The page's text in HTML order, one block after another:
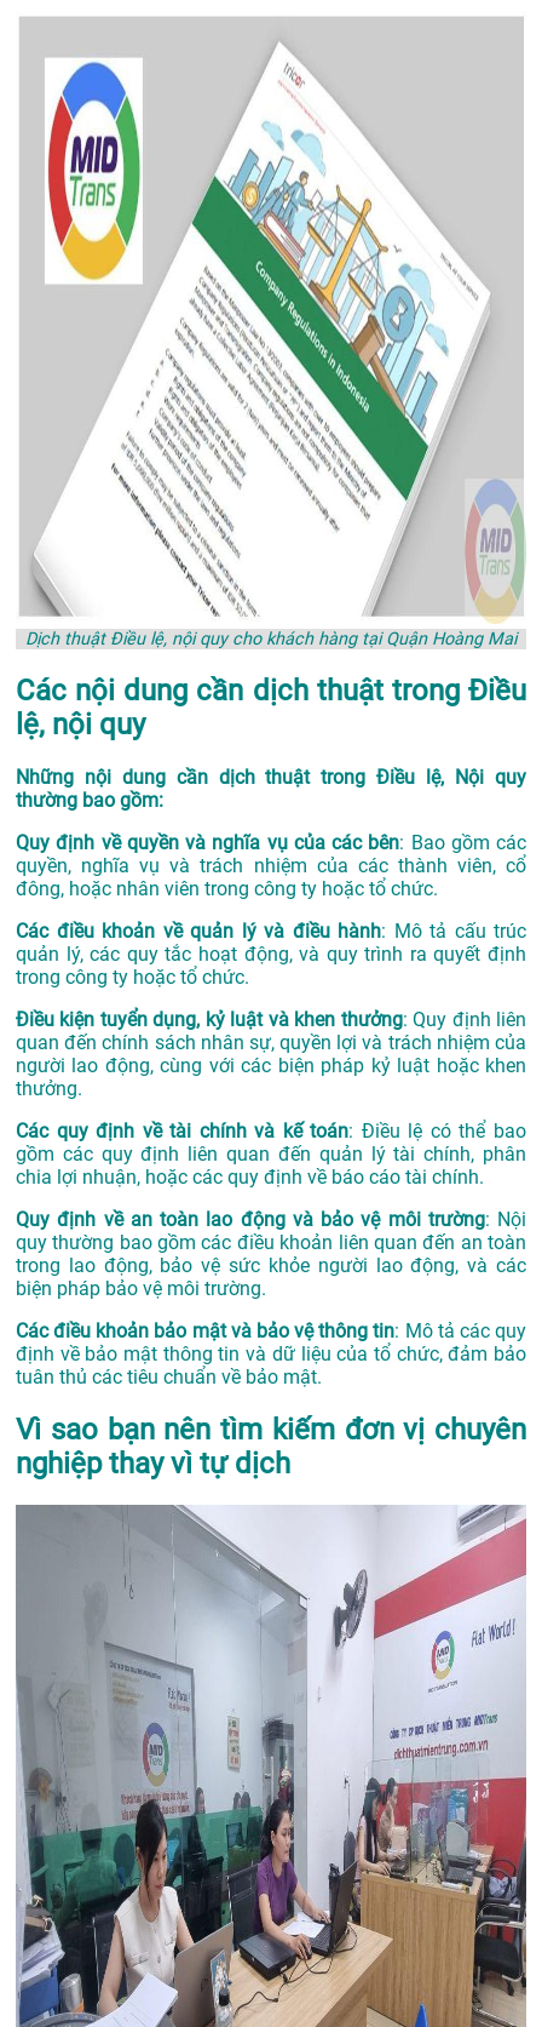
Dịch thuật Điều lệ, nội quy cho khách hàng tại Quận Hoàng Mai
Các nội dung cần dịch thuật trong Điều
lệ, nội quy
Những nội dung cần dịch thuật trong Điều lệ, Nội quy
thường bao gồm:
Quy định về quyền và nghĩa vụ của các bên: Bao gồm các
quyền, nghĩa vụ và trách nhiệm của các thành viên, cổ
đông, hoặc nhân viên trong công ty hoặc tổ chức.
Các điều khoản về quản lý và điều hành: Mô tả cấu trúc
quản lý, các quy tắc hoạt động, và quy trình ra quyết định
trong công ty hoặc tổ chức.
Điều kiện tuyển dụng, kỷ luật và khen thưởng: Quy định liên
quan đến chính sách nhân sự, quyền lợi và trách nhiệm của
người lao động, cùng với các biện pháp kỷ luật hoặc khen
thưởng.
Các quy định về tài chính và kế toán: Điều lệ có thể bao
gồm các quy định liên quan đến quản lý tài chính, phân
chia lợi nhuận, hoặc các quy định về báo cáo tài chính.
Quy định về an toàn lao động và bảo vệ môi trường: Nội
quy thường bao gồm các điều khoản liên quan đến an toàn
trong lao động, bảo vệ sức khỏe người lao động, và các
biện pháp bảo vệ môi trường.
Các điều khoản bảo mật và bảo vệ thông tin: Mô tả các quy
định về bảo mật thông tin và dữ liệu của tổ chức, đảm bảo
tuân thủ các tiêu chuẩn về bảo mật.
Vì sao bạn nên tìm kiếm đơn vị chuyên
nghiệp thay vì tự dịch